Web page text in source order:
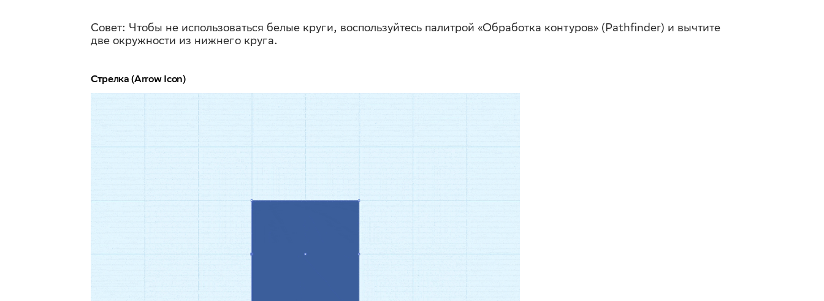
Совет: Чтобы не использоваться белые круги, воспользуйтесь палитрой «Обработка контуров» (Pathfinder) и вычтите
две окружности из нижнего круга.
Стрелка (Arrow Icon)